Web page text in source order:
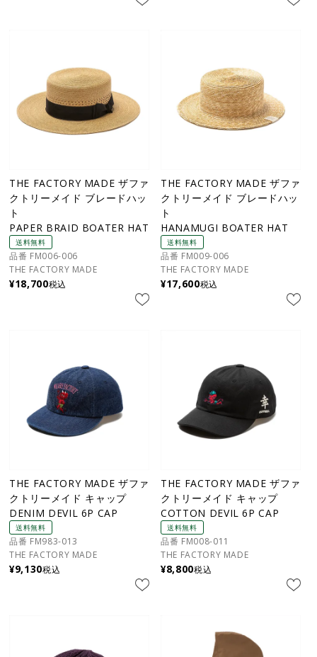
THE FACTORY MADE ザファ
クトリーメイド ブレードハッ
ト
PAPER BRAID BOATER HAT
送料無料
品番 FM006-006
THE FACTORY MADE
¥18,700税込
THE FACTORY MADE ザファ
クトリーメイド ブレードハッ
ト
HANAMUGI BOATER HAT
送料無料
品番 FM009-006
THE FACTORY MADE
¥17,600税込
THE FACTORY MADE ザファ
クトリーメイド キャップ
DENIM DEVIL 6P CAP
送料無料
品番 FM983-013
THE FACTORY MADE
¥9,130税込
THE FACTORY MADE ザファ
クトリーメイド キャップ
COTTON DEVIL 6P CAP
送料無料
品番 FM008-011
THE FACTORY MADE
¥8,800税込